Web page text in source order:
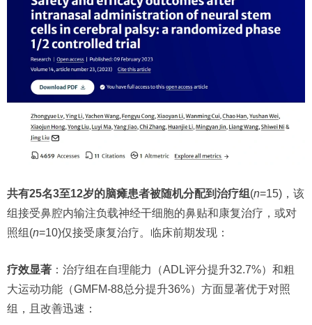
共有25名3至12岁的脑瘫患者被随机分配到治疗组 (n=15)，该
组接受鼻腔内输注负载神经干细胞的鼻贴和康复治疗，或对
照组(n=10)仅接受康复治疗。临床前期发现：
疗效显著 ：治疗组在自理能力（ADL评分提升32.7%）和粗
大运动功能（GMFM-88总分提升36%）方面显著优于对照
组，且改善迅速：